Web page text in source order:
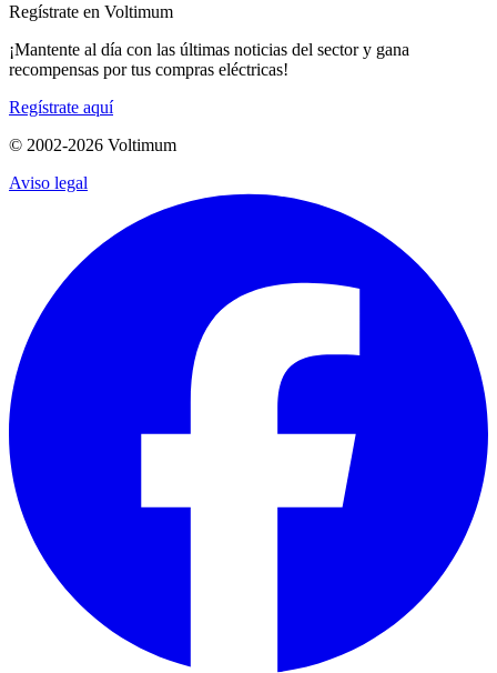
Regístrate en Voltimum
¡Mantente al día con las últimas noticias del sector y gana
recompensas por tus compras eléctricas!
Regístrate aquí
© 2002-2026 Voltimum
Aviso legal